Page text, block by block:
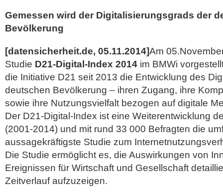
Gemessen wird der Digitalisierungsgrads der
Bevölkerung
[datensicherheit.de, 05.11.2014]Am
Studie D21-Digital-Index 2014 im BMWi
die Initiative D21 seit 2013 die Entwicklung des
deutschen Bevölkerung – ihren Zugang, ihre
sowie ihre Nutzungsvielfalt bezogen auf digitale
Der D21-Digital-Index ist eine Weiterentwicklung
(2001-2014) und mit rund 33 000 Befragten die
aussagekräftigste Studie zum
Die Studie ermöglicht es, die Auswirkungen von
Ereignissen für Wirtschaft und Gesellschaft
Zeitverlauf aufzuzeigen.